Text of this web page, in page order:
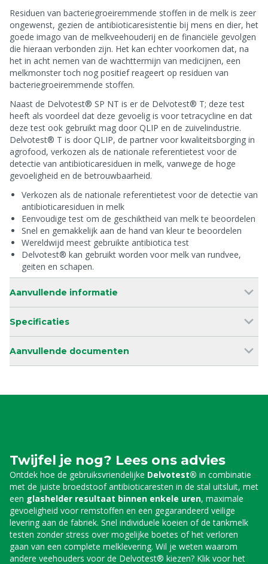
Residuen van bacteriegroeiremmende stoffen in de melk is zeer
ongewenst, gezien de antibioticaresistentie bij mens en dier, het
goede imago van de melkveehouderij en de financiële gevolgen
die hieraan verbonden zijn. Het kan echter voorkomen dat, na
het in acht nemen van de wachttermijn van medicijnen, een
melkmonster toch nog positief reageert op residuen van
bacteriegroeiremmende stoffen.
Naast de Delvotest® SP NT is er de Delvotest® T; deze test
heeft als voordeel dat deze gevoelig is voor tetracycline en dat
deze test ook gebruikt mag door QLIP en de zuivelindustrie.
Delvotest® T is door QLIP, de partner voor kwaliteitsborging in
agrofood, verkozen als de nationale referentietest voor de
detectie van antibioticaresiduen in melk, vanwege de hoge
gevoeligheid en de betrouwbaarheid.
Verkozen als de nationale referentietest voor de detectie van
antibioticaresiduen in melk
Eenvoudige test om de geschiktheid van melk te beoordelen
Snel en gemakkelijk aan de hand van kleur te beoordelen
Wereldwijd meest gebruikte antibiotica test
Delvotest® kan gebruikt worden voor melk van rundvee,
geiten en schapen.
Aanvullende informatie
Specificaties
Aanvullende documenten
Twijfel je nog? Lees ons advies
Ontdek hoe de gebruiksvriendelijke Delvotest® in combinatie
met de juiste broedstoof antibioticaresten in de stal uitsluit, met
een glashelder resultaat binnen enkele uren, maximale
gevoeligheid voor remstoffen en een gegarandeerd veilige
levering aan de fabriek. Snel individuele koeien of de tankmelk
testen zonder stress over mogelijke boetes of het verloren
gaan van een complete melklevering. Wil je weten waarom
andere veehouders voor de Delvotest® kiezen? Klik voor het